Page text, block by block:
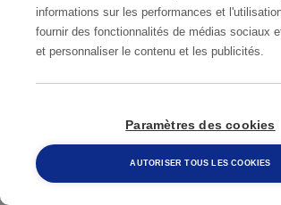
informations sur les performances et
fournir des fonctionnalités de médias sociaux
et personnaliser le contenu et les publicités.
Paramètres des cookies
AUTORISER TOUS LES COOKIES